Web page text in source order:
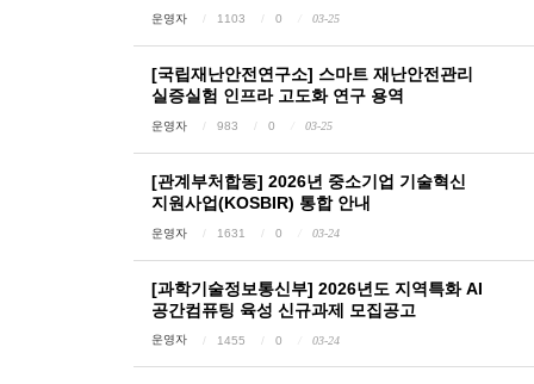
운영자 1103 0 03-25
[국립재난안전연구소] 스마트 재난안전관리
실증실험 인프라 고도화 연구 용역
운영자 983 0 03-25
[관계부처합동] 2026년 중소기업 기술혁신
지원사업(KOSBIR) 통합 안내
운영자 1631 0 03-24
[과학기술정보통신부] 2026년도 지역특화 AI
공간컴퓨팅 육성 신규과제 모집공고
운영자 1455 0 03-24